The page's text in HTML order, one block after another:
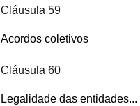
Cláusula 59
Acordos coletivos
Cláusula 60
Legalidade das entidades...